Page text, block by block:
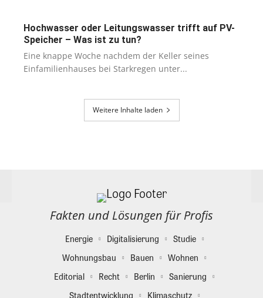
Hochwasser oder Leitungswasser trifft auf PV-
Speicher – Was ist zu tun?
Eine knappe Woche nachdem der Keller seines
Einfamilienhauses bei Starkregen unter...
Weitere Inhalte laden
Fakten und Lösungen für Profis
Energie Digitalisierung
Studie
Wohnungsbau
Bauen
Wohnen
Editorial
Recht Berlin
Sanierung
Stadtentwicklung
Klimaschutz